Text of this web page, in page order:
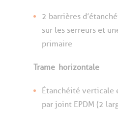
2 barrières
sur les serreurs et
primaire
Trame horizontale
Étanchéité verticale
par joint EPDM (2